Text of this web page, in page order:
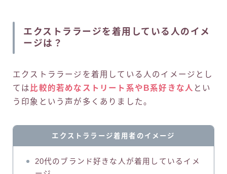
エクストララージを着用している人のイメ
ージは？
エクストララージを着用している人のイメージとし
ては比較的若めなストリート系やB系好きな人 とい
う印象という声が多くありました。
エクストララージ着用者のイメージ
20代のブランド好きな人が着用しているイメ